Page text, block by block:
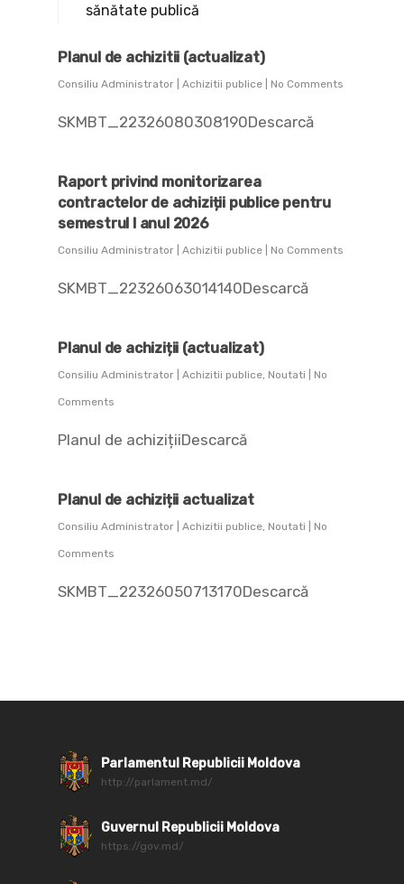
sănătate publică
Planul de achizitii (actualizat)
Consiliu Administrator |Achizitii publice No Comments
SKMBT_22326080308190Descarcă
Raport privind monitorizarea
contractelor de achiziții publice pentru
semestrul I anul 2026
Consiliu Administrator |Achizitii publice No Comments
SKMBT_22326063014140Descarcă
Planul de achiziții (actualizat)
Consiliu Administrator |Achizitii publice, Noutati No
Comments
Planul de achizițiiDescarcă
Planul de achiziții actualizat
Consiliu Administrator |Achizitii publice, Noutati No
Comments
SKMBT_22326050713170Descarcă
Parlamentul Republicii Moldova
http://parlament.md/
Guvernul Republicii Moldova
https://gov.md/